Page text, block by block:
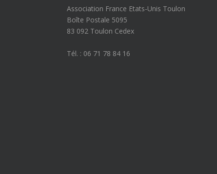
Association France Etats-Unis Toulon
Boîte Postale 5095
83 092 Toulon Cedex
Tél. : 06 71 78 84 16